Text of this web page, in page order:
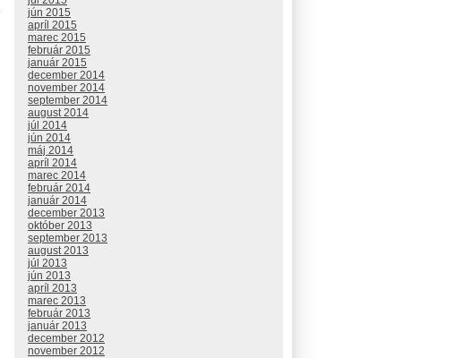
jún 2015
apríl 2015
marec 2015
február 2015
január 2015
december 2014
november 2014
september 2014
august 2014
júl 2014
jún 2014
máj 2014
apríl 2014
marec 2014
február 2014
január 2014
december 2013
október 2013
september 2013
august 2013
júl 2013
jún 2013
apríl 2013
marec 2013
február 2013
január 2013
december 2012
november 2012